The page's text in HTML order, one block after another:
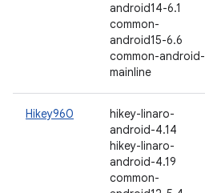
android14-6.1
common-
android15-6.6
common-android-
mainline
Hikey960
hikey-linaro-
android-4.14
hikey-linaro-
android-4.19
common-